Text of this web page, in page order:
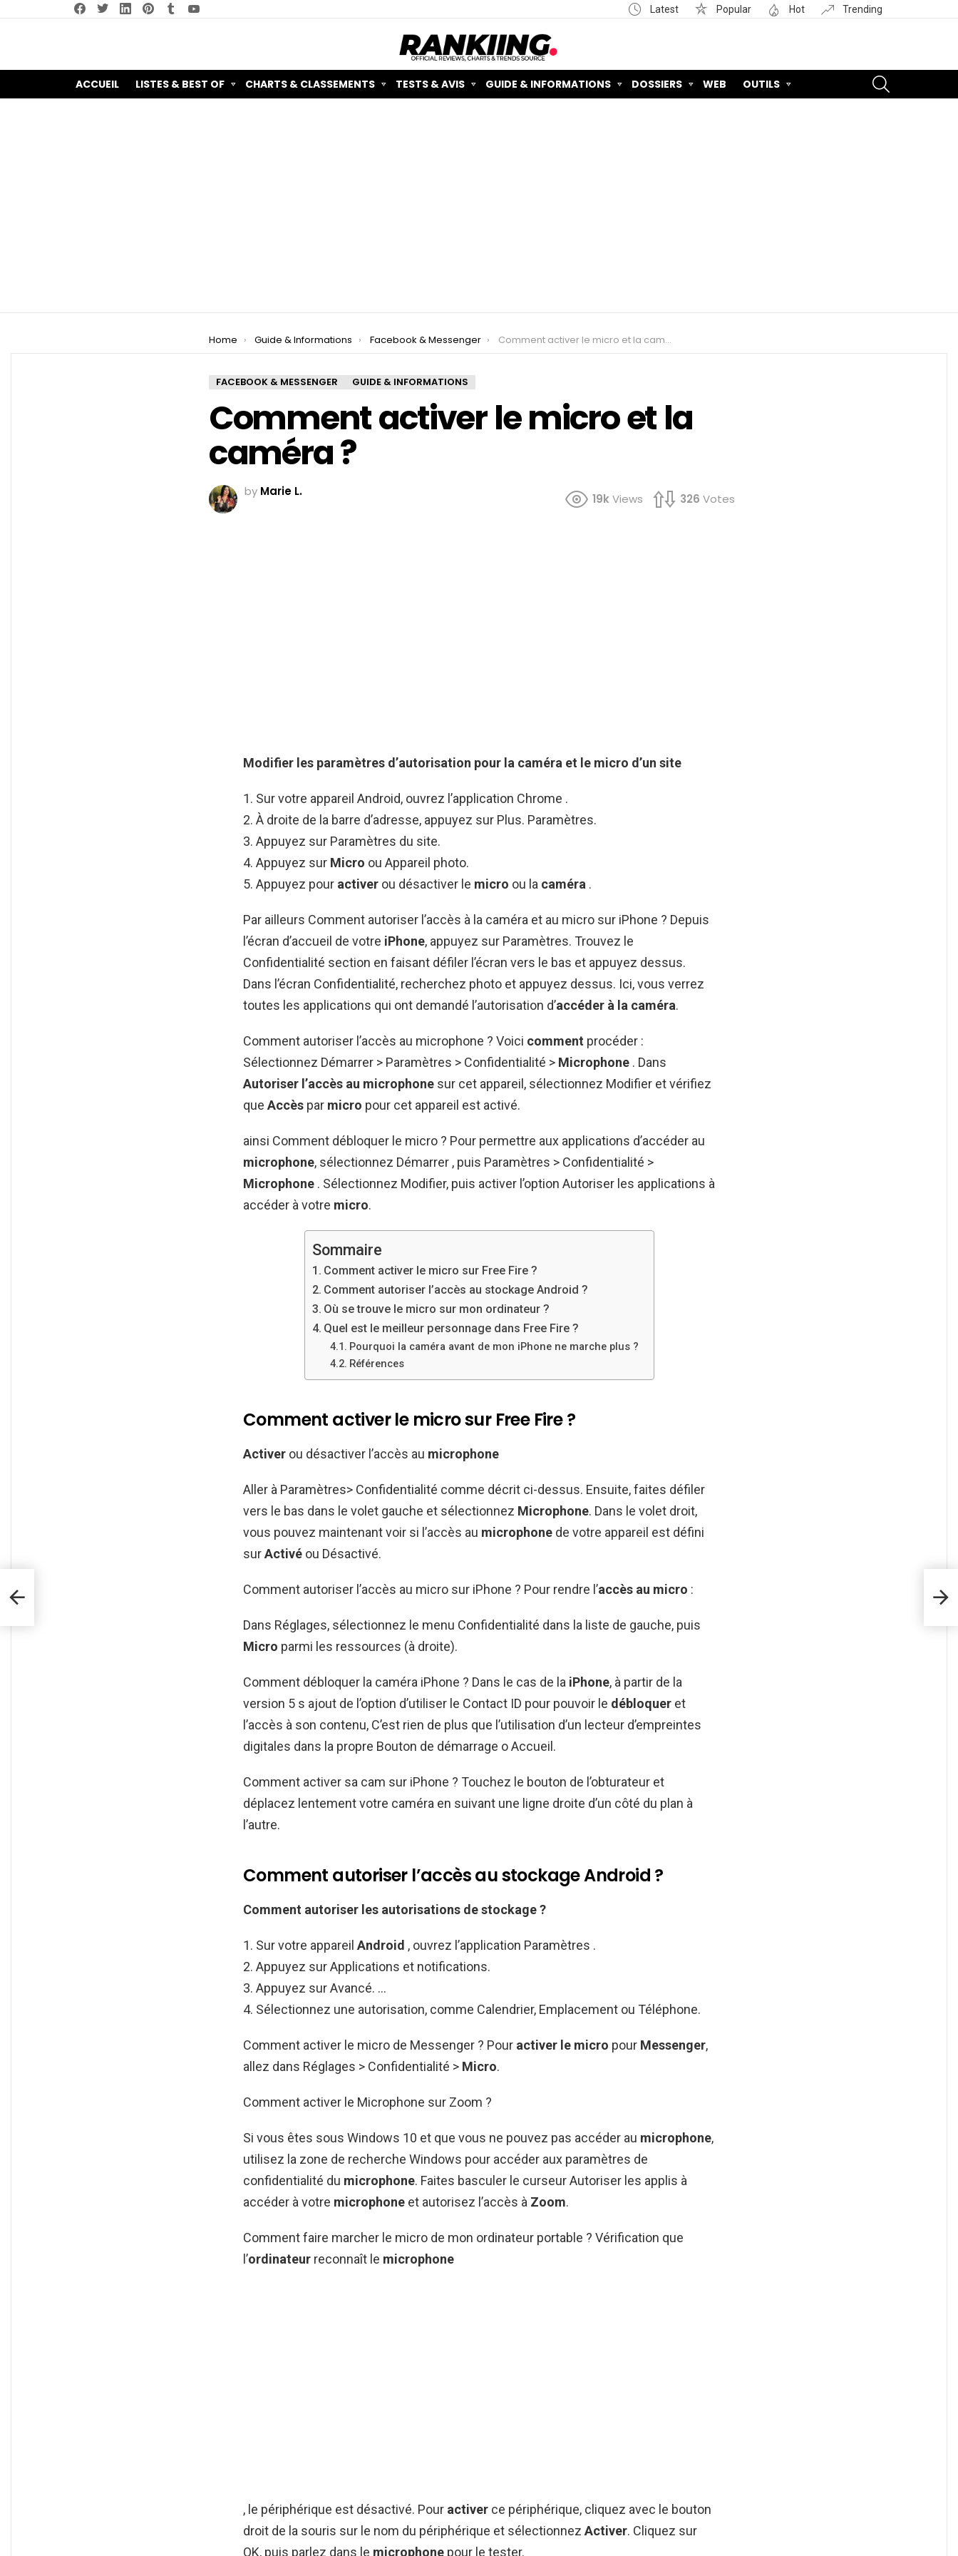
facebooktwitterlinkedin pinterest
Latest Popular Hot Trending
ACCUEIL LISTES & BEST OF CHARTS & CLASSEMENTS TESTS & AVIS GUIDE & INFORMATIONS DOSSIERS WEB OUTILS
You are here:
Home Guide & Informations Facebook & Messenger Comment activer le micro et la caméra ?
FACEBOOK & MESSENGER GUIDE & INFORMATIONS
Comment activer le micro et la
caméra ?
by Marie L.
19kViews 326 Votes
Modifier les paramètres d’autorisation pour la caméra et le micro d’un site
Sur votre appareil Android, ouvrez l’application Chrome .
À droite de la barre d’adresse, appuyez sur Plus. Paramètres.
Appuyez sur Paramètres du site.
Appuyez sur Micro ou Appareil photo.
Appuyez pour activer ou désactiver le micro ou la caméra .
Par ailleurs Comment autoriser l’accès à la caméra et au micro sur iPhone ? Depuis
l’écran d’accueil de votre iPhone, appuyez sur Paramètres. Trouvez le
Confidentialité section en faisant défiler l’écran vers le bas et appuyez dessus.
Dans l’écran Confidentialité, recherchez photo et appuyez dessus. Ici, vous verrez
toutes les applications qui ont demandé l’autorisation d’accéder à la caméra.
Comment autoriser l’accès au microphone ? Voici comment procéder :
Sélectionnez Démarrer > Paramètres > Confidentialité > Microphone . Dans
Autoriser l’accès au microphone sur cet appareil, sélectionnez Modifier et vérifiez
que Accès par micro pour cet appareil est activé.
ainsi Comment débloquer le micro ? Pour permettre aux applications d’accéder au
microphone, sélectionnez Démarrer , puis Paramètres > Confidentialité >
Microphone . Sélectionnez Modifier, puis activer l’option Autoriser les applications à
accéder à votre micro.
Sommaire
Comment activer le micro sur Free Fire ?
Comment autoriser l’accès au stockage Android ?
Où se trouve le micro sur mon ordinateur ?
Quel est le meilleur personnage dans Free Fire ?
Pourquoi la caméra avant de mon iPhone ne marche plus ?
Références
Comment activer le micro sur Free Fire ?
Activer ou désactiver l’accès au microphone
Aller à Paramètres> Confidentialité comme décrit ci-dessus. Ensuite, faites défiler
vers le bas dans le volet gauche et sélectionnez Microphone. Dans le volet droit,
vous pouvez maintenant voir si l’accès au microphone de votre appareil est défini
surActivé ou Désactivé.
Comment autoriser l’accès au micro sur iPhone ? Pour rendre l’accès au micro :
Dans Réglages, sélectionnez le menu Confidentialité dans la liste de gauche, puis
Micro parmi les ressources (à droite).
Comment débloquer la caméra iPhone ? Dans le cas de la iPhone, à partir de la
version 5 s ajout de l’option d’utiliser le Contact ID pour pouvoir le débloquer et
l’accès à son contenu, C’est rien de plus que l’utilisation d’un lecteur d’empreintes
digitales dans la propre Bouton de démarrage o Accueil.
Comment activer sa cam sur iPhone ? Touchez le bouton de l’obturateur et
déplacez lentement votre caméra en suivant une ligne droite d’un côté du plan à
l’autre.
Comment autoriser l’accès au stockage Android ?
Comment autoriser les autorisations destockage?
Sur votre appareil Android , ouvrez l’application Paramètres .
Appuyez sur Applications et notifications.
Appuyez sur Avancé. …
Sélectionnez une autorisation, comme Calendrier, Emplacement ou Téléphone.
Comment activer le micro de Messenger ? Pour activer le micro pour Messenger,
allez dans Réglages > Confidentialité > Micro.
Comment activer le Microphone sur Zoom ?
Si vous êtes sous Windows 10 et que vous ne pouvez pas accéder au microphone,
utilisez la zone de recherche Windows pour accéder aux paramètres de
confidentialité du microphone. Faites basculer le curseur Autoriser les applis à
accéder à votre microphone et autorisez l’accès à Zoom.
Comment faire marcher le micro de mon ordinateur portable ? Vérification que
l’ordinateur reconnaît le microphone
, le périphérique est désactivé. Pour activer ce périphérique, cliquez avec le bouton
droit de la souris sur le nom du périphérique et sélectionnez Activer. Cliquez sur
OK, puis parlez dans le microphone pour le tester.